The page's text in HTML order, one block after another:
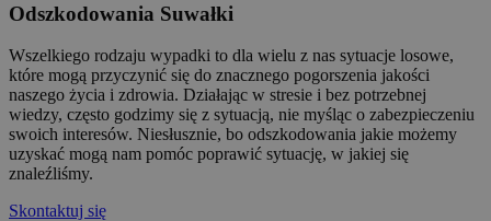
Odszkodowania Suwałki
Wszelkiego rodzaju wypadki to dla wielu z nas sytuacje losowe,
które mogą przyczynić się do znacznego pogorszenia jakości
naszego życia i zdrowia. Działając w stresie i bez potrzebnej
wiedzy, często godzimy się z sytuacją, nie myśląc o zabezpieczeniu
swoich interesów. Niesłusznie, bo odszkodowania jakie możemy
uzyskać mogą nam pomóc poprawić sytuację, w jakiej się
znaleźliśmy.
Skontaktuj się